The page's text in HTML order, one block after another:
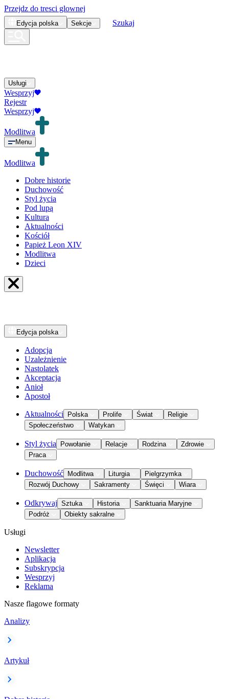
Przejdz do tresci glownej
Edycja polska Sekcje Szukaj
Usługi
Wesprzyj
Rejestr
Wesprzyj
Modlitwa
Menu
Modlitwa
Dobre historie
Duchowość
Styl życia
Pod lupą
Kultura
Aktualności
Kościół
Papież Leon XIV
Modlitwa
Dzieci
Edycja polska
Adopcja
Uzależnienie
Nastolatek
Akceptacja
Anioł
Apostoł
Aktualności Polska Prolife Świat
Religie
Społeczeństwo
Watykan
Styl życia Powołanie Relacje Rodzina
Zdrowie
Praca
Duchowość Modlitwa Liturgia
Pielgrzymka
Rozwój Duchowy
Sakramenty Święci Wiara
Odkrywaj Sztuka Historia
Sanktuaria Maryjne
Podróż
Obiekty sakralne
Usługi
Newsletter
Aplikacja
Subskrypcja
Wesprzyj
Reklama
Nasze flagowe formaty
Analizy
Artykuł